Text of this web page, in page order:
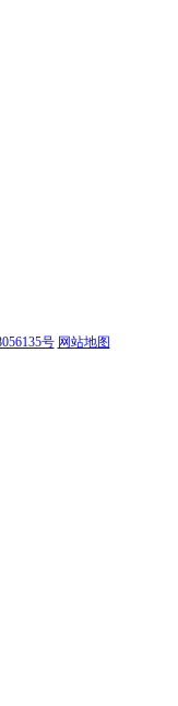
号 网站地图